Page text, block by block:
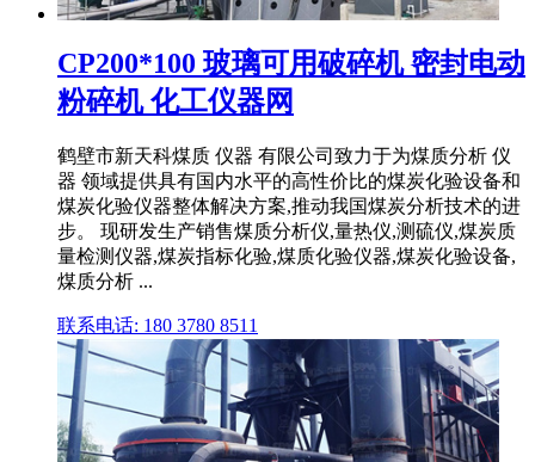
CP200*100 玻璃可用破碎机 密封电动
粉碎机 化工仪器网
鹤壁市新天科煤质 仪器 有限公司致力于为煤质分析 仪
器 领域提供具有国内水平的高性价比的煤炭化验设备和
煤炭化验仪器整体解决方案,推动我国煤炭分析技术的进
步。 现研发生产销售煤质分析仪,量热仪,测硫仪,煤炭质
量检测仪器,煤炭指标化验,煤质化验仪器,煤炭化验设备,
煤质分析 ...
联系电话: 180 3780 8511